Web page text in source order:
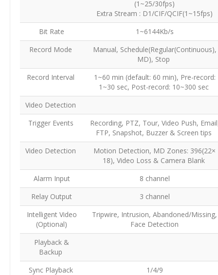
(1~25/30fps)
Extra Stream : D1/CIF/QCIF(1~15fps)
Bit Rate
1~6144Kb/s
Record Mode
Manual, Schedule(Regular(Continuous),
MD), Stop
Record Interval
1~60 min (default: 60 min), Pre-record:
1~30 sec, Post-record: 10~300 sec
Video Detection
Trigger Events
Recording, PTZ, Tour, Video Push,
FTP, Snapshot, Buzzer & Screen tips
Video Detection
Motion Detection, MD Zones: 396(22×
18), Video Loss & Camera Blank
Alarm Input
8 channel
Relay Output
3 channel
Intelligent Video
(Optional)
Tripwire, Intrusion, Abandoned/Missing,
Face Detection
Playback &
Backup
Sync Playback
1/4/9